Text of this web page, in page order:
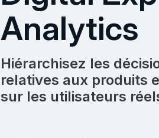
Analytics
Hiérarchisez les
relatives aux produits
sur les utilisateurs